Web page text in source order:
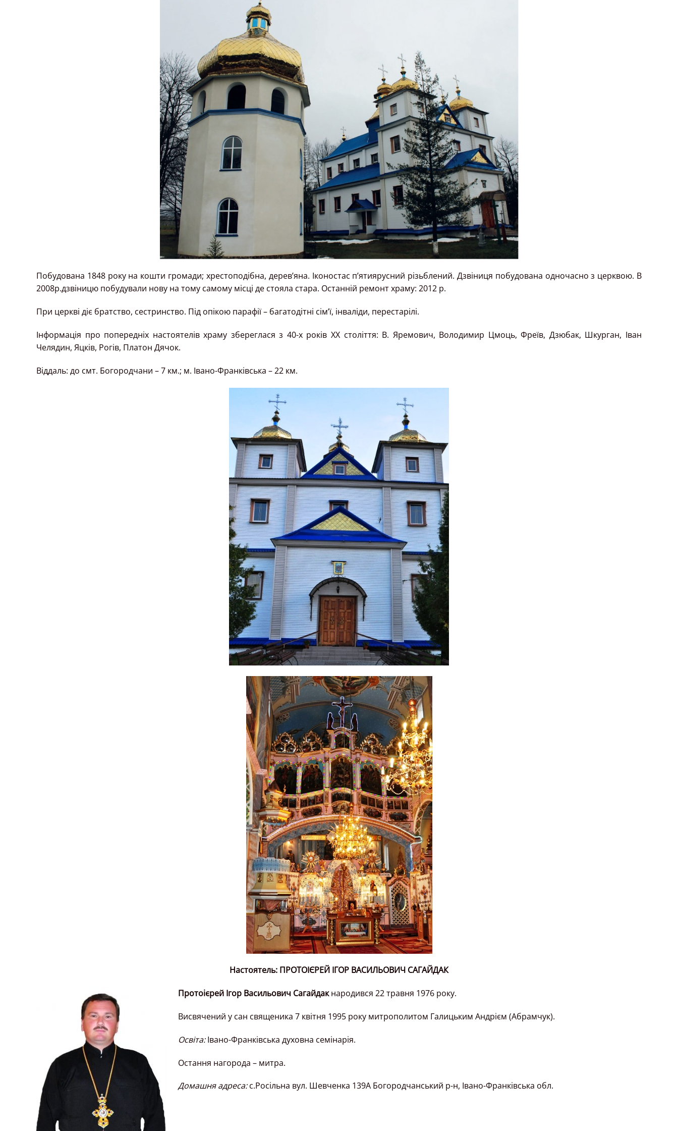
Побудована 1848 року на кошти громади; хрестоподібна, дерев’яна. Іконостас п’ятиярусний різьблений. Дзвіниця побудована одночасно з церквою. В
2008р.дзвіницю побудували нову на тому самому місці де стояла стара. Останній ремонт храму: 2012 р.
При церкві діє братство, сестринство. Під опікою парафії – багатодітні сім’ї, інваліди, перестарілі.
Інформація про попередніх настоятелів храму збереглася з 40-х років ХХ століття: В. Яремович, Володимир Цмоць, Фреїв, Дзюбак, Шкурган, Іван
Челядин, Яцків, Рогів, Платон Дячок.
Віддаль: до смт. Богородчани – 7 км.; м. Івано-Франківська – 22 км.
Настоятель: ПРОТОІЄРЕЙ ІГОР ВАСИЛЬОВИЧ САГАЙДАК
Протоієрей Ігор Васильович Сагайдакнародився 22 травня 1976 року.
Висвячений у сан священика 7 квітня 1995 року митрополитом Галицьким Андрієм (Абрамчук).
Освіта:Івано-Франківська духовна семінарія.
Остання нагорода – митра.
Домашня адреса:с.Росільна вул. Шевченка 139А Богородчанський р-н, Івано-Франківська обл.